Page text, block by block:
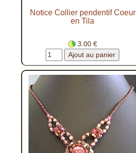
Notice Collier pendentif Coeur
en Tila
3.00 €